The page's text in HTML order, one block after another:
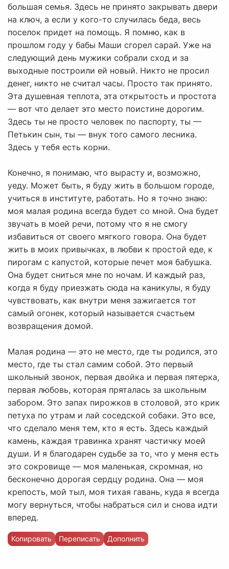
большая семья. Здесь не принято закрывать двери
на ключ, а если у кого-то случилась беда, весь
поселок придет на помощь. Я помню, как в
прошлом году у бабы Маши сгорел сарай. Уже на
следующий день мужики собрали сход и за
выходные построили ей новый. Никто не просил
денег, никто не считал часы. Просто так принято.
Эта душевная теплота, эта открытость и простота
— вот что делает это место поистине дорогим.
Здесь ты не просто человек по паспорту, ты —
Петькин сын, ты — внук того самого лесника.
Здесь у тебя есть корни.
Конечно, я понимаю, что вырасту и, возможно,
уеду. Может быть, я буду жить в большом городе,
учиться в институте, работать. Но я точно знаю:
моя малая родина всегда будет со мной. Она будет
звучать в моей речи, потому что я не смогу
избавиться от своего мягкого говора. Она будет
жить в моих привычках, в любви к простой еде, к
пирогам с капустой, которые печет моя бабушка.
Она будет сниться мне по ночам. И каждый раз,
когда я буду приезжать сюда на каникулы, я буду
чувствовать, как внутри меня зажигается тот
самый огонек, который называется счастьем
возвращения домой.
Малая родина — это не место, где ты родился, это
место, где ты стал самим собой. Это первый
школьный звонок, первая двойка и первая пятерка,
первая любовь, которая пряталась за школьным
забором. Это запах пирожков в столовой, это крик
петуха по утрам и лай соседской собаки. Это все,
что сделало меня тем, кто я есть. Здесь каждый
камень, каждая травинка хранят частичку моей
души. И я благодарен судьбе за то, что у меня есть
это сокровище — моя маленькая, скромная, но
бесконечно дорогая сердцу родина. Она — моя
крепость, мой тыл, моя тихая гавань, куда я всегда
могу вернуться, чтобы набраться сил и снова идти
вперед.
Копировать Переписать Дополнить